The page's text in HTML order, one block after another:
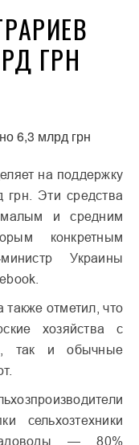
ГРН
на поддержку
грн. Эти средства
и средним
конкретным
Украины
также отметил, что
хозяйства с
так и обычные
сельхозтехники
садоводы — 80%